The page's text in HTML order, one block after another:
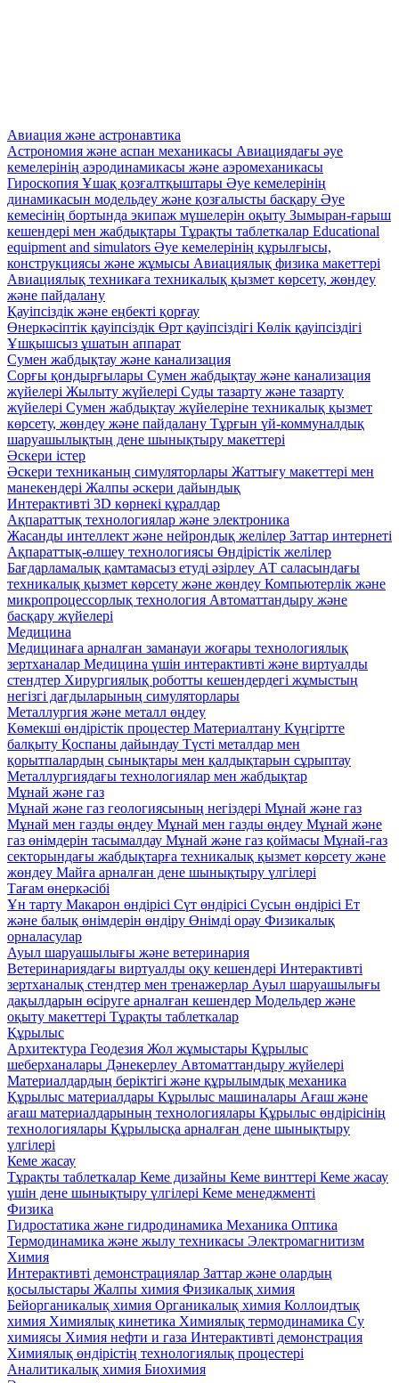
Авиация және астронавтика
Астрономия және аспан механикасы Авиациядағы әуе
кемелерінің аэродинамикасы және аэромеханикасы
Гироскопия Ұшақ қозғалтқыштары Әуе кемелерінің
динамикасын модельдеу және қозғалысты басқару Әуе
кемесінің бортында экипаж мүшелерін оқыту Зымыран-ғарыш
кешендері мен жабдықтары Тұрақты таблеткалар Educational
equipment and simulators Әуе кемелерінің құрылғысы,
конструкциясы және жұмысы Авиациялық физика макеттері
Авиациялық техникаға техникалық қызмет көрсету, жөндеу
және пайдалану
Қауіпсіздік және еңбекті қорғау
Өнеркәсіптік қауіпсіздік Өрт қауіпсіздігі Көлік қауіпсіздігі
Ұшқышсыз ұшатын аппарат
Сумен жабдықтау және канализация
Сорғы қондырғылары Сумен жабдықтау және канализация
жүйелері Жылыту жүйелері Суды тазарту және тазарту
жүйелері Сумен жабдықтау жүйелеріне техникалық қызмет
көрсету, жөндеу және пайдалану Тұрғын үй-коммуналдық
шаруашылықтың дене шынықтыру макеттері
Әскери істер
Әскери техниканың симуляторлары Жаттығу макеттері мен
манекендері Жалпы әскери дайындық
Интерактивті 3D көрнекі құралдар
Ақпараттық технологиялар және электроника
Жасанды интеллект және нейрондық желілер Заттар интернеті
Ақпараттық-өлшеу технологиясы Өндірістік желілер
Бағдарламалық қамтамасыз етуді әзірлеу АТ саласындағы
техникалық қызмет көрсету және жөндеу Компьютерлік және
микропроцессорлық технология Автоматтандыру және
басқару жүйелері
Медицина
Медицинаға арналған заманауи жоғары технологиялық
зертханалар Медицина үшін интерактивті және виртуалды
стендтер Хирургиялық роботты кешендердегі жұмыстың
негізгі дағдыларының симуляторлары
Металлургия және металл өңдеу
Көмекші өндірістік процестер Материалтану Күңгіртте
балқыту Қоспаны дайындау Түсті металдар мен
қорытпалардың сынықтары мен қалдықтарын сұрыптау
Металлургиядағы технологиялар мен жабдықтар
Мұнай және газ
Мұнай және газ геологиясының негіздері Мұнай және газ
Мұнай мен газды өңдеу Мұнай мен газды өңдеу Мұнай және
газ өнімдерін тасымалдау Мұнай және газ қоймасы Мұнай-газ
секторындағы жабдықтарға техникалық қызмет көрсету және
жөндеу Майға арналған дене шынықтыру үлгілері
Тағам өнеркәсібі
Ұн тарту Макарон өндірісі Сүт өндірісі Сусын өндірісі Ет
және балық өнімдерін өндіру Өнімді орау Физикалық
орналасулар
Ауыл шаруашылығы және ветеринария
Ветеринариядағы виртуалды оқу кешендері Интерактивті
зертханалық стендтер мен тренажерлар Ауыл шаруашылығы
дақылдарын өсіруге арналған кешендер Модельдер және
оқыту макеттері Тұрақты таблеткалар
Құрылыс
Архитектура Геодезия Жол жұмыстары Құрылыс
шеберханалары Дәнекерлеу Автоматтандыру жүйелері
Материалдардың беріктігі және құрылымдық механика
Құрылыс материалдары Кұрылыс машиналары Ағаш және
ағаш материалдарының технологиялары Құрылыс өндірісінің
технологиялары Құрылысқа арналған дене шынықтыру
үлгілері
Кеме жасау
Тұрақты таблеткалар Кеме дизайны Кеме винттері Кеме жасау
үшін дене шынықтыру үлгілері Кеме менеджменті
Физика
Гидростатика және гидродинамика Механика Оптика
Термодинамика және жылу техникасы Электромагнитизм
Химия
Интерактивті демонстрациялар Заттар және олардың
қосылыстары Жалпы химия Физикалық химия
Бейорганикалық химия Органикалық химия Коллоидтық
химия Химиялық кинетика Химиялық термодинамика Су
химиясы Химия нефти и газа Интерактивті демонстрация
Химиялық өндірістің технологиялық процестері
Аналитикалық химия Биохимия